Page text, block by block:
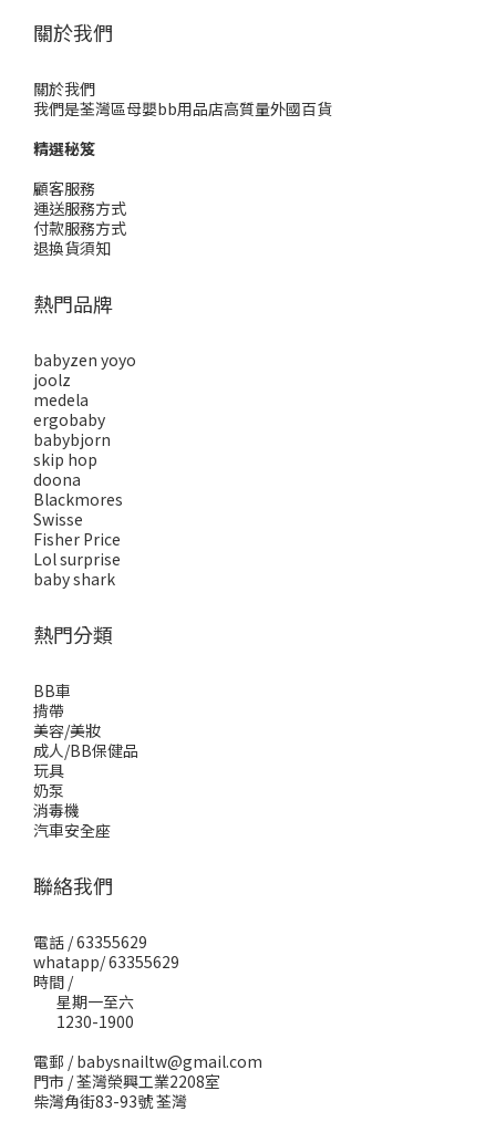
關於我們
關於我們
我們是荃灣區母嬰bb用品店高質量外國百貨
精選秘笈
顧客服務
運送服務方式
付款服務方式
退換貨須知
熱門品牌
babyzen yoyo
joolz
medela
ergobaby
babybjorn
skip hop
doona
Blackmores
Swisse
Fisher Price
Lol surprise
baby shark
熱門分類
BB車
揹帶
美容/美妝
成人/BB保健品
玩具
奶泵
消毒機
汽車安全座
聯絡我們
電話 / 63355629
whatapp/ 63355629
時間 /
星期一至六
1230-1900
電郵 / babysnailtw@gmail.com
門市 / 荃灣榮興工業2208室
柴灣角街83-93號 荃灣